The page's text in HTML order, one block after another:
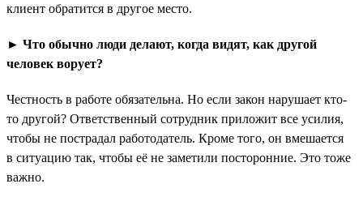
клиент обратится в другое место.
► Что обычно люди делают, когда видят, как другой
человек ворует?
Честность в работе обязательна. Но если закон нарушает кто-
то другой? Ответственный сотрудник приложит все усилия,
чтобы не пострадал работодатель. Кроме того, он вмешается
в ситуацию так, чтобы её не заметили посторонние. Это тоже
важно.